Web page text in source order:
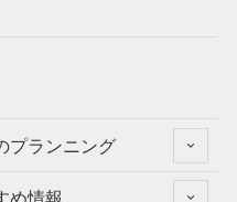
プランニング
め情報